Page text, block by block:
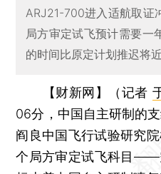
ARJ21-700进入适航取证
局方审定试飞预计需要一
的时间比原定计划推迟将
【财新网】（记者
06分，中国自主研制的
阎良中国飞行试验研究
个局方审定试飞科目——